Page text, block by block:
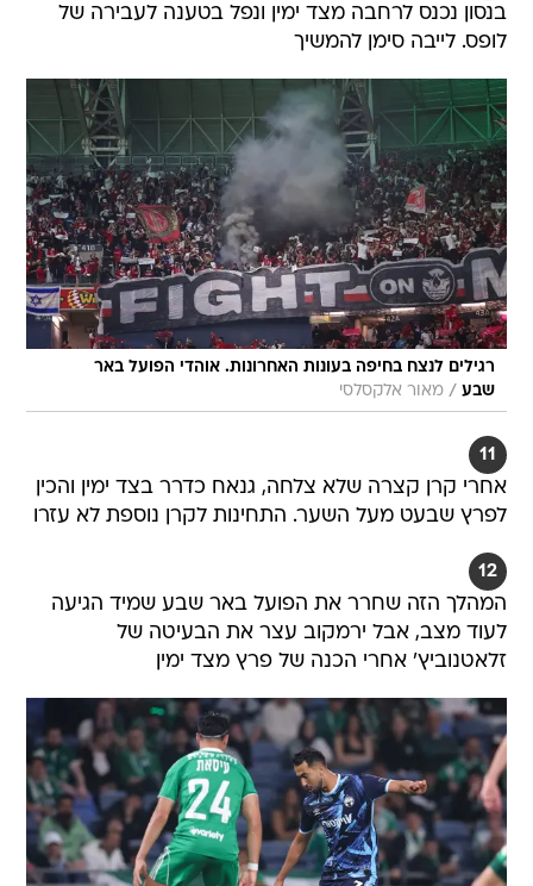
בנסון נכנס לרחבה מצד ימין ונפל בטענה לעבירה של
לופס. לייבה סימן להמשיך
רגילים לנצח בחיפה בעונות האחרונות. אוהדי הפועל באר
שבע / מאור אלקסלסי
11
אחרי קרן קצרה שלא צלחה, גנאח כדרר בצד ימין והכין
לפרץ שבעט מעל השער. התחינות לקרן נוספת לא עזרו
12
המהלך הזה שחרר את הפועל באר שבע שמיד הגיעה
לעוד מצב, אבל ירמקוב עצר את הבעיטה של
זלאטנוביץ' אחרי הכנה של פרץ מצד ימין